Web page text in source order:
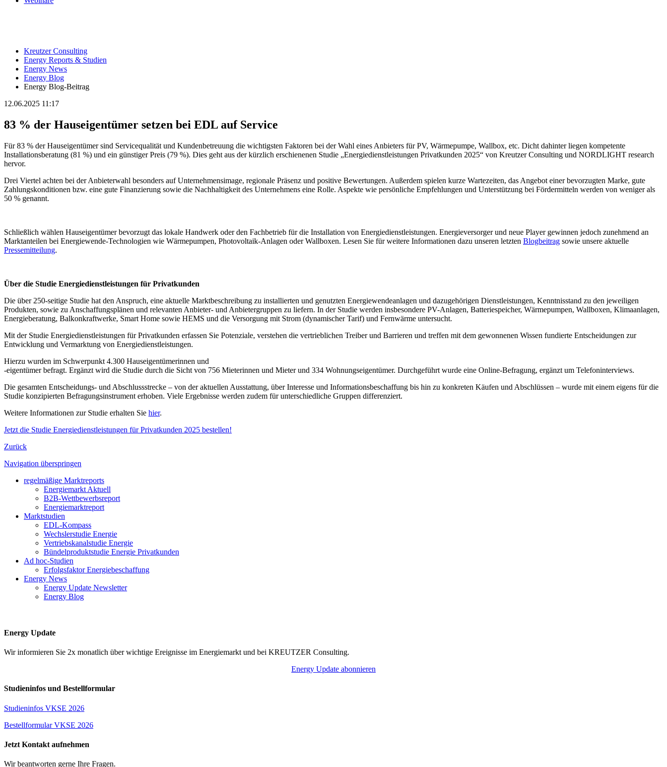
Kreutzer Consulting
Energy Reports & Studien
Energy News
Energy Blog
Energy Blog-Beitrag
12.06.2025 11:17
83 % der Hauseigentümer setzen bei EDL auf Service
Für 83 % der Hauseigentümer sind Servicequalität und Kundenbetreuung die wichtigsten Faktoren bei der Wahl eines Anbieters für PV, Wärmepumpe, Wallbox, etc. Dicht dahinter liegen kompetente
Installationsberatung (81 %) und ein günstiger Preis (79 %). Dies geht aus der kürzlich erschienenen Studie „Energiedienstleistungen Privatkunden 2025“ von Kreutzer Consulting und NORDLIGHT research
hervor.
Drei Viertel achten bei der Anbieterwahl besonders auf Unternehmensimage, regionale Präsenz und positive Bewertungen. Außerdem spielen kurze Wartezeiten, das Angebot einer bevorzugten Marke, gute
Zahlungskonditionen bzw. eine gute Finanzierung sowie die Nachhaltigkeit des Unternehmens eine Rolle. Aspekte wie persönliche Empfehlungen und Unterstützung bei Fördermitteln werden von weniger als
50 % genannt.
Schließlich wählen Hauseigentümer bevorzugt das lokale Handwerk oder den Fachbetrieb für die Installation von Energiedienstleistungen. Energieversorger und neue Player gewinnen jedoch zunehmend an
Marktanteilen bei Energiewende-Technologien wie Wärmepumpen, Photovoltaik-Anlagen oder Wallboxen. Lesen Sie für weitere Informationen dazu unseren letzten Blogbeitrag sowie unsere aktuelle
Pressemitteilung.
Über die Studie Energiedienstleistungen für Privatkunden
Die über 250-seitige Studie hat den Anspruch, eine aktuelle Marktbeschreibung zu installierten und genutzten Energiewendeanlagen und dazugehörigen Dienstleistungen, Kenntnisstand zu den jeweiligen
Produkten, sowie zu Anschaffungsplänen und relevanten Anbieter- und Anbietergruppen zu liefern. In der Studie werden insbesondere PV-Anlagen, Batteriespeicher, Wärmepumpen, Wallboxen, Klimaanlagen,
Energieberatung, Balkonkraftwerke, Smart Home sowie HEMS und die Versorgung mit Strom (dynamischer Tarif) und Fernwärme untersucht.
Mit der Studie Energiedienstleistungen für Privatkunden erfassen Sie Potenziale, verstehen die vertrieblichen Treiber und Barrieren und treffen mit dem gewonnenen Wissen fundierte Entscheidungen zur
Entwicklung und Vermarktung von Energiedienstleistungen.
Hierzu wurden im Schwerpunkt 4.300 Hauseigentümerinnen und
-eigentümer befragt. Ergänzt wird die Studie durch die Sicht von 756 Mieterinnen und Mieter und 334 Wohnungseigentümer. Durchgeführt wurde eine Online-Befragung, ergänzt um Telefoninterviews.
Die gesamten Entscheidungs- und Abschlussstrecke – von der aktuellen Ausstattung, über Interesse und Informationsbeschaffung bis hin zu konkreten Käufen und Abschlüssen – wurde mit einem eigens für die
Studie konzipierten Befragungsinstrument erhoben. Viele Ergebnisse werden zudem für unterschiedliche Gruppen differenziert.
Weitere Informationen zur Studie erhalten Sie hier.
Jetzt die Studie Energiedienstleistungen für Privatkunden 2025 bestellen!
Zurück
Navigation überspringen
regelmäßige Marktreports
Energiemarkt Aktuell
B2B-Wettbewerbsreport
Energiemarktreport
Marktstudien
EDL-Kompass
Wechslerstudie Energie
Vertriebskanalstudie Energie
Bündelproduktstudie Energie Privatkunden
Ad hoc-Studien
Erfolgsfaktor Energiebeschaffung
Energy News
Energy Update Newsletter
Energy Blog
Energy Update
Wir informieren Sie 2x monatlich über wichtige Ereignisse im Energiemarkt und bei KREUTZER Consulting.
Energy Update abonnieren
Studieninfos und Bestellformular
Studieninfos VKSE 2026
Bestellformular VKSE 2026
Jetzt Kontakt aufnehmen
Wir beantworten gerne Ihre Fragen.